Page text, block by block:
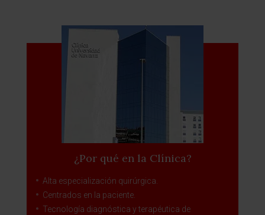
¿Por qué en la Clínica?
Alta especialización quirúrgica.
Centrados en la paciente.
Tecnología diagnóstica y terapéutica de